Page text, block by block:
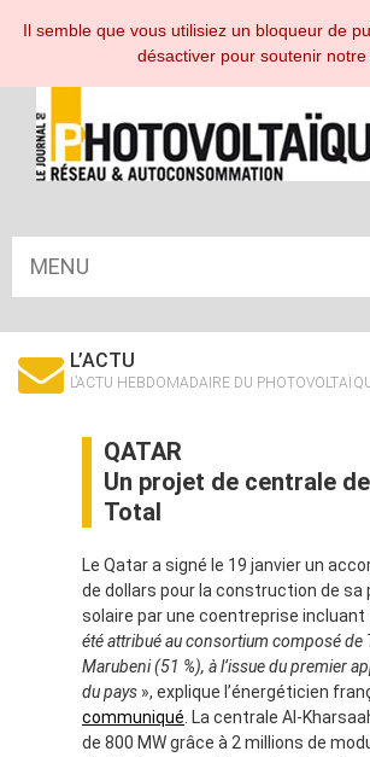
ESPACE ABONNÉ
MENU
L’ACTU
L’ACTU HEBDOMADAIRE DU
QATAR
Un projet de centrale
Total
Le Qatar a signé le 19 janvier un
de dollars pour la construction de sa
solaire par une coentreprise incluant
été attribué au consortium composé de
Marubeni (51 %), à l’issue du premier
du pays », explique l’énergéticien
communiqué . La centrale Al-
de 800 MW grâce à 2 millions de
Il semble que vous utilisiez un bloqueur de
désactiver pour soutenir notre